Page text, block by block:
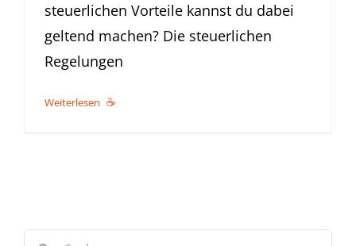
steuerlichen Vorteile kannst du dabei
geltend machen? Die steuerlichen
Regelungen
Weiterlesen
Suche